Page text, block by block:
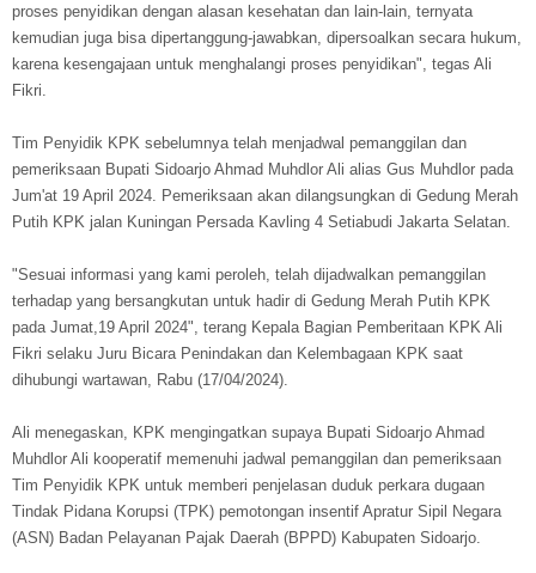
proses penyidikan dengan alasan kesehatan dan lain-lain, ternyata
kemudian juga bisa dipertanggung-jawabkan, dipersoalkan secara hukum,
karena kesengajaan untuk menghalangi proses penyidikan", tegas Ali
Fikri.
Tim Penyidik KPK sebelumnya telah menjadwal pemanggilan dan
pemeriksaan Bupati Sidoarjo Ahmad Muhdlor Ali alias Gus Muhdlor pada
Jum'at 19 April 2024. Pemeriksaan akan dilangsungkan di Gedung Merah
Putih KPK jalan Kuningan Persada Kavling 4 Setiabudi Jakarta Selatan.
"Sesuai informasi yang kami peroleh, telah dijadwalkan pemanggilan
terhadap yang bersangkutan untuk hadir di Gedung Merah Putih KPK
pada Jumat,19 April 2024", terang Kepala Bagian Pemberitaan KPK Ali
Fikri selaku Juru Bicara Penindakan dan Kelembagaan KPK saat
dihubungi wartawan, Rabu (17/04/2024).
Ali menegaskan, KPK mengingatkan supaya Bupati Sidoarjo Ahmad
Muhdlor Ali kooperatif memenuhi jadwal pemanggilan dan pemeriksaan
Tim Penyidik KPK untuk memberi penjelasan duduk perkara dugaan
Tindak Pidana Korupsi (TPK) pemotongan insentif Apratur Sipil Negara
(ASN) Badan Pelayanan Pajak Daerah (BPPD) Kabupaten Sidoarjo.